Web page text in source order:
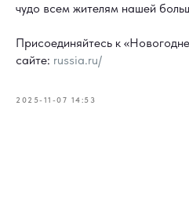
чудо всем жителям нашей
Присоединяйтесь к
сайте: russia.ru/
2025-11-07 14:53